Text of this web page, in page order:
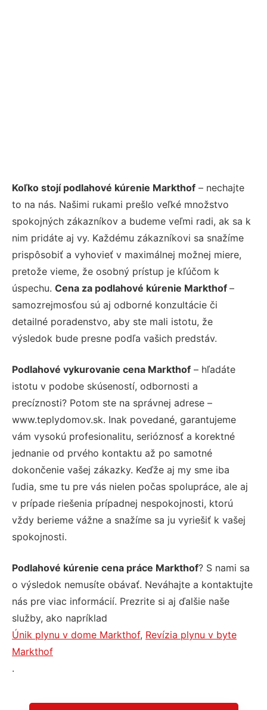
Koľko stojí podlahové kúrenie Markthof – nechajte
to na nás. Našimi rukami prešlo veľké množstvo
spokojných zákazníkov a budeme veľmi radi, ak sa k
nim pridáte aj vy. Každému zákazníkovi sa snažíme
prispôsobiť a vyhovieť v maximálnej možnej miere,
pretože vieme, že osobný prístup je kľúčom k
úspechu. Cena za podlahové kúrenie Markthof –
samozrejmosťou sú aj odborné konzultácie či
detailné poradenstvo, aby ste mali istotu, že
výsledok bude presne podľa vašich predstáv.
Podlahové vykurovanie cena Markthof – hľadáte
istotu v podobe skúseností, odbornosti a
precíznosti? Potom ste na správnej adrese –
www.teplydomov.sk. Inak povedané, garantujeme
vám vysokú profesionalitu, serióznosť a korektné
jednanie od prvého kontaktu až po samotné
dokončenie vašej zákazky. Keďže aj my sme iba
ľudia, sme tu pre vás nielen počas spolupráce, ale aj
v prípade riešenia prípadnej nespokojnosti, ktorú
vždy berieme vážne a snažíme sa ju vyriešiť k vašej
spokojnosti.
Podlahové kúrenie cena práce Markthof? S nami sa
o výsledok nemusíte obávať. Neváhajte a kontaktujte
nás pre viac informácií. Prezrite si aj ďalšie naše
služby, ako napríklad
Únik plynu v dome Markthof, Revízia plynu v byte
Markthof
.